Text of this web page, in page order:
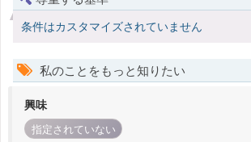
条件はカスタマイズされていません
私のことをもっと知りたい
興味
指定されていない